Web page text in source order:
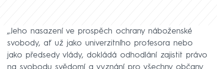
„Jeho nasazení ve prospěch ochrany náboženské
svobody, ať už jako univerzitního profesora nebo
jako předsedy vlády, dokládá odhodlání zajistit právo
na svobodu svědomí a vyznání pro všechny občany